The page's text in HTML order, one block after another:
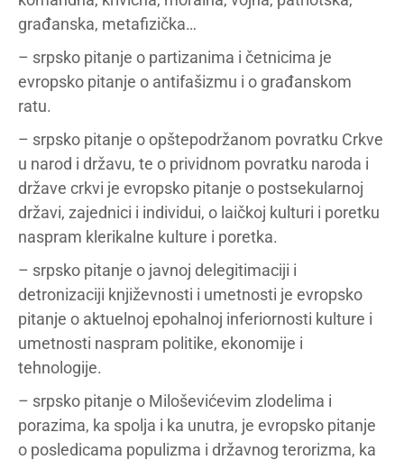
građanska, metafizička…
– srpsko pitanje o partizanima i četnicima je
evropsko pitanje o antifašizmu i o građanskom
ratu.
– srpsko pitanje o opštepodržanom povratku Crkve
u narod i državu, te o prividnom povratku naroda i
države crkvi je evropsko pitanje o postsekularnoj
državi, zajednici i individui, o laičkoj kulturi i poretku
naspram klerikalne kulture i poretka.
– srpsko pitanje o javnoj delegitimaciji i
detronizaciji književnosti i umetnosti je evropsko
pitanje o aktuelnoj epohalnoj inferiornosti kulture i
umetnosti naspram politike, ekonomije i
tehnologije.
– srpsko pitanje o Miloševićevim zlodelima i
porazima, ka spolja i ka unutra, je evropsko pitanje
o posledicama populizma i državnog terorizma, ka